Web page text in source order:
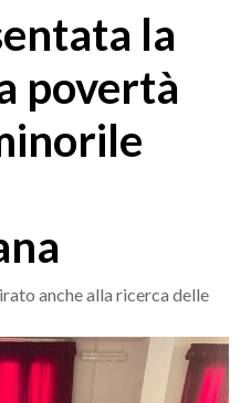
la
povertà
anche alla ricerca delle